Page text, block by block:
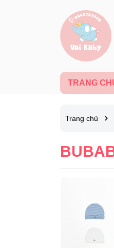
TRANG
Trang chủ